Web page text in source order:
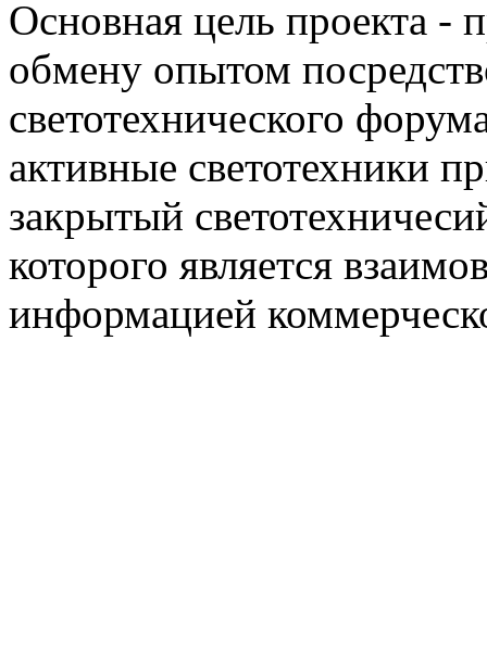
Основная цель проекта -
обмену опытом
светотехнического
активные светотехники
закрытый
которого является
информацией